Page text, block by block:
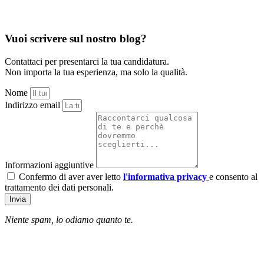
Vuoi scrivere sul nostro blog?
Contattaci per presentarci la tua candidatura.
Non importa la tua esperienza, ma solo la qualità.
Nome
Indirizzo email
Informazioni aggiuntive
Confermo di aver aver letto l'informativa privacy e consento al
trattamento dei dati personali.
Invia
Niente spam, lo odiamo quanto te.